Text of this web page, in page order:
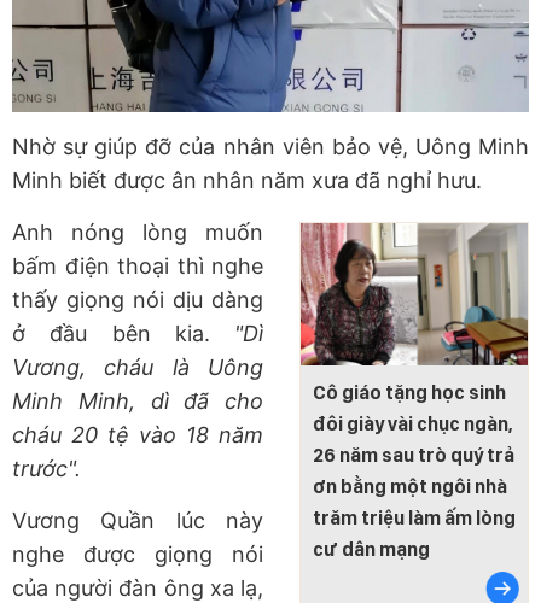
Nhờ sự giúp đỡ của nhân viên bảo vệ, Uông Minh
Minh biết được ân nhân năm xưa đã nghỉ hưu.
Cô giáo tặng học sinh
đôi giày vài chục ngàn,
26 năm sau trò quý trả
ơn bằng một ngôi nhà
trăm triệu làm ấm lòng
cư dân mạng
Anh nóng lòng muốn
bấm điện thoại thì nghe
thấy giọng nói dịu dàng
ở đầu bên kia. "Dì
Vương, cháu là Uông
Minh Minh, dì đã cho
cháu 20 tệ vào 18 năm
trước".
Vương Quần lúc này
nghe được giọng nói
của người đàn ông xa lạ,